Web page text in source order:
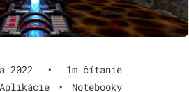
2022 •
1m čítanie
Aplikácie • Notebooky